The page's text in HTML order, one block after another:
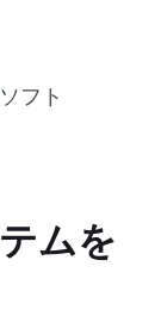
フト
ムを